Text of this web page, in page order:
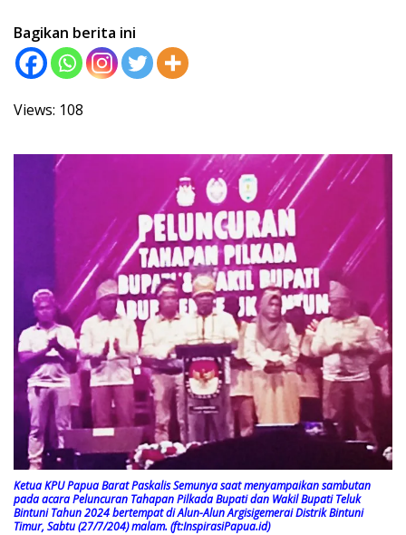
Bagikan berita ini
Views: 108
Ketua KPU Papua Barat Paskalis Semunya saat menyampaikan sambutan
pada acara Peluncuran Tahapan Pilkada Bupati dan Wakil Bupati Teluk
Bintuni Tahun 2024 bertempat di Alun-Alun Argisigemerai Distrik Bintuni
Timur, Sabtu (27/7/204) malam. (ft:InspirasiPapua.id)